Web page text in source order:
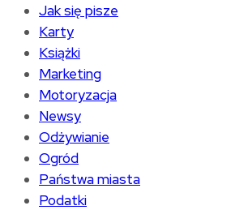
Jak się pisze
Karty
Książki
Marketing
Motoryzacja
Newsy
Odżywianie
Ogród
Państwa miasta
Podatki